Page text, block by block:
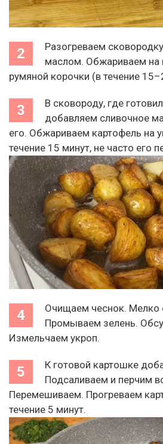
Разогреваем
маслом. Обжариваем на
румяной корочки (в течение
В сковороду, где
добавляем сливочное
его. Обжариваем картофель на
течение 15 минут, не часто его
Очищаем чеснок. Мелко
Промываем зелень.
Измельчаем укроп.
К готовой картошке
Подсаливаем и перчим
Перемешиваем. Прогреваем
течение 5 минут.